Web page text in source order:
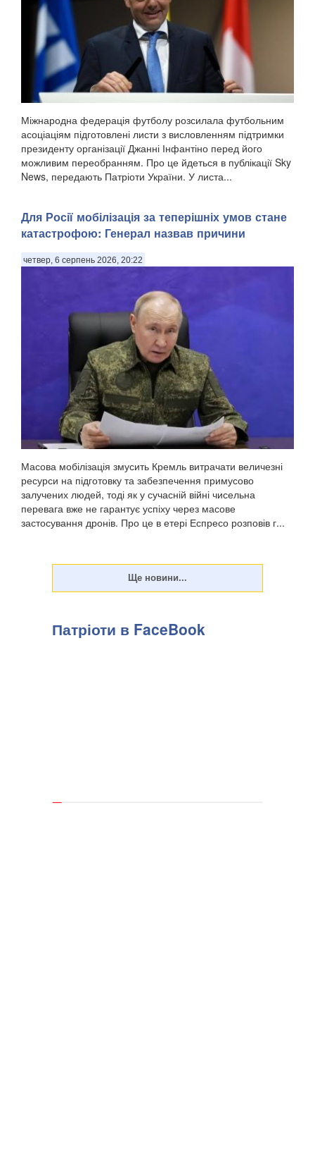
Міжнародна федерація футболу розсилала футбольним
асоціаціям підготовлені листи з висловленням підтримки
президенту організації Джанні Інфантіно перед його
можливим переобранням. Про це йдеться в публікації Sky
News, передають Патріоти України. У листа...
Для Росії мобілізація за теперішніх умов стане
катастрофою: Генерал назвав причини
четвер, 6 серпень 2026, 20:22
Масова мобілізація змусить Кремль витрачати величезні
ресурси на підготовку та забезпечення примусово
залучених людей, тоді як у сучасній війні чисельна
перевага вже не гарантує успіху через масове
застосування дронів. Про це в етері Еспресо розповів г...
Патріоти в FaceBook